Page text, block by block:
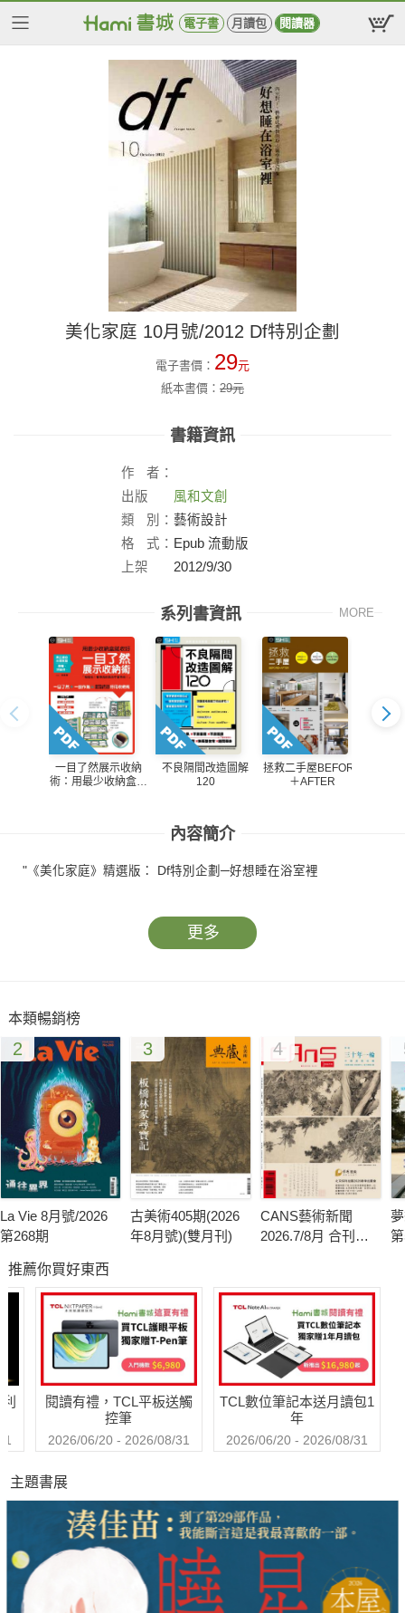
電子書 月讀包 閱讀器
美化家庭 10月號/2012 Df特別企劃
電子書價： 29元
紙本書價： 29元
書籍資訊
作
者：
出版
社：
風和文創
類
別： 藝術設計
格
式： Epub 流動版
上架
2012/9/30
系列書資訊 MORE
一目了然展示收納
術：用最少收納盒就
不良隔間改造圖解
120
拯救二手屋BEFORE
＋AFTER
內容簡介
"《美化家庭》精選版： Df特別企劃─好想睡在浴室裡
更多
本類暢銷榜
2
La Vie 8月號/2026
第268期
3
古美術405期(2026
年8月號)(雙月刊)
4
CANS藝術新聞
2026.7/8月 合刊號
推薦你買好東西
閱讀有禮，TCL平板送觸
控筆
2026/06/20 - 2026/08/31
TCL數位筆記本送月讀包1
年
2026/06/20 - 2026/08/31
主題書展